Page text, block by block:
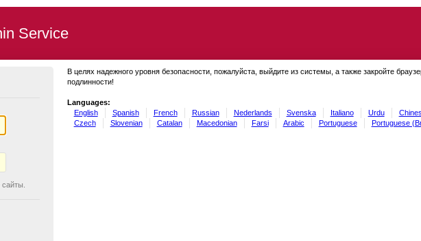
Service
В целях надежного уровня безопасности, пожалуйста, выйдите из системы, а также закройте
подлинности!
Languages:
English
Spanish French Russian Nederlands Svenska Italiano Urdu
Czech
Slovenian Catalan Macedonian Farsi Arabic Portuguese Portuguese